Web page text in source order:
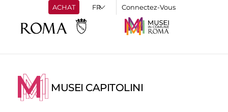
ACHAT Connectez-Vous
MUSEI CAPITOLINI